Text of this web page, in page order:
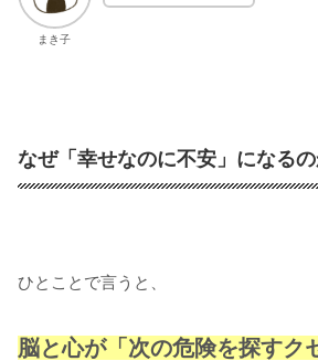
まき子
なぜ「幸せなのに不安」になる
ひとことで言うと、
脳と心が「次の危険を探すク